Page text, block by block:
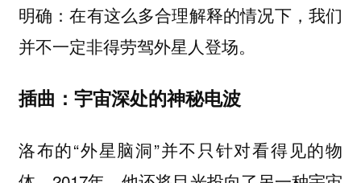
明确：在有这么多合理解释的情况下，我们
并不一定非得劳驾外星人登场。
插曲：宇宙深处的神秘电波
洛布的“外星脑洞”并不只针对看得见的物